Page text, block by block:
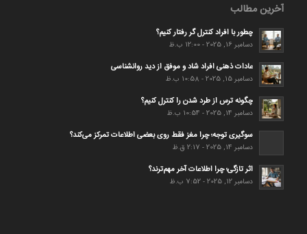
آخرین مطالب
چطور با افراد کنترل گر رفتار کنیم؟
دسامبر 16, 2025 - 12:00 ب.ظ
عادات ذهنی افراد شاد و موفق از دید روانشناسی
دسامبر 15, 2025 - 10:58 ب.ظ
چگونه ترس از طرد شدن را کنترل کنیم؟
دسامبر 14, 2025 - 10:54 ب.ظ
سوگیری توجه؛ چرا مغز فقط روی بعضی اطلاعات تمرکز می‌کند؟
دسامبر 14, 2025 - 2:17 ق.ظ
اثر تازگی؛ چرا اطلاعات آخر مهم‌ترند؟
دسامبر 12, 2025 - 7:52 ب.ظ